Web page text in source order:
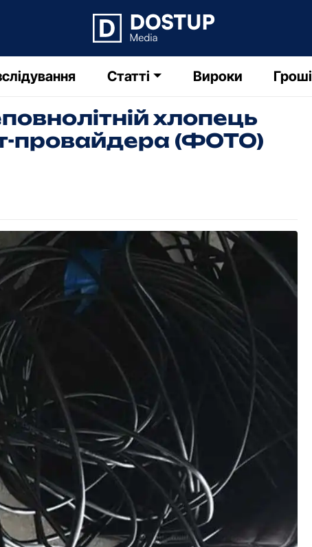
Статті Вироки Гроші
хлопець
пpовайдеpа (ФОТО)